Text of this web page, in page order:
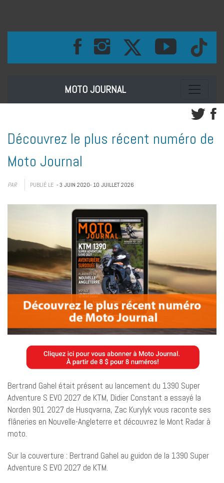
MOTO JOURNAL Toggle
Découvrez le plus récent numéro de
Moto Journal
PAR PUBLIÉ LE - 3 JUIN 2020- 10 JUILLET 2026
Bertrand Gahel était présent au lancement du 1390 Super
Adventure S EVO 2027 de KTM, Didier Constant a essayé la
Norden 901 2027 de Husqvarna, Zac Kurylyk vous raconte ses
flâneries en Nouvelle-Angleterre et découvrez le Mont Radar à
moto.
Sur la couverture : Bertrand Gahel au guidon de la 1390 Super
Adventure S EVO 2027 de KTM.